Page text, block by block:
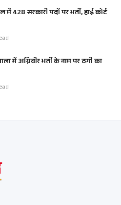
में 428 सरकारी पदों पर भर्ती, हाई कोर्ट
में अग्निवीर भर्ती के नाम पर ठगी का